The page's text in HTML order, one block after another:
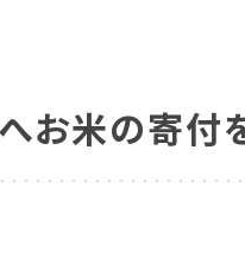
お米の寄付